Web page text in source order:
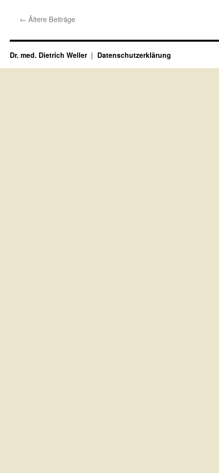
← Ältere Beiträge
Dr. med. Dietrich Weller Datenschutzerklärung